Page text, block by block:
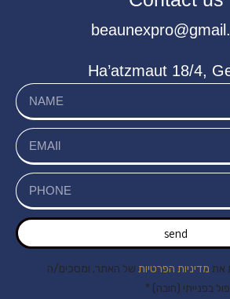
Ha’atzmaut 18/4,
send
את מדיניות הפרטיות של האתר, ומסכים/ה
בפנייתי (חובה) *